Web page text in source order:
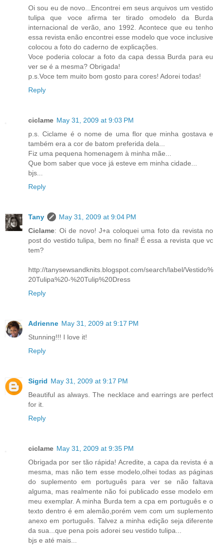
Oi sou eu de novo...Encontrei em seus arquivos um vestido
tulipa que voce afirma ter tirado omodelo da Burda
internacional de verão, ano 1992. Acontece que eu tenho
essa revista enão encontrei esse modelo que voce inclusive
colocou a foto do caderno de explicações.
Voce poderia colocar a foto da capa dessa Burda para eu
ver se é a mesma? Obrigada!
p.s.Voce tem muito bom gosto para cores! Adorei todas!
Reply
ciclame May 31, 2009 at 9:03 PM
p.s. Ciclame é o nome de uma flor que minha gostava e
também era a cor de batom preferida dela...
Fiz uma pequena homenagem à minha mãe...
Que bom saber que voce já esteve em minha cidade...
bjs...
Reply
Tany
May 31, 2009 at 9:04 PM
Ciclame: Oi de novo! J+a coloquei uma foto da revista no
post do vestido tulipa, bem no final! É essa a revista que vc
tem?
http://tanysewsandknits.blogspot.com/search/label/Vestido%
20Tulipa%20-%20Tulip%20Dress
Reply
Adrienne May 31, 2009 at 9:17 PM
Stunning!!! I love it!
Reply
Sigrid May 31, 2009 at 9:17 PM
Beautiful as always. The necklace and earrings are perfect
for it.
Reply
ciclame May 31, 2009 at 9:35 PM
Obrigada por ser tão rápida! Acredite, a capa da revista é a
mesma, mas não tem esse modelo,olhei todas as páginas
do suplemento em português para ver se não faltava
alguma, mas realmente não foi publicado esse modelo em
meu exemplar. A minha Burda tem a cpa em português e o
texto dentro é em alemão,porém vem com um suplemento
anexo em português. Talvez a minha edição seja diferente
da sua...que pena pois adorei seu vestido tulipa...
bjs e até mais...